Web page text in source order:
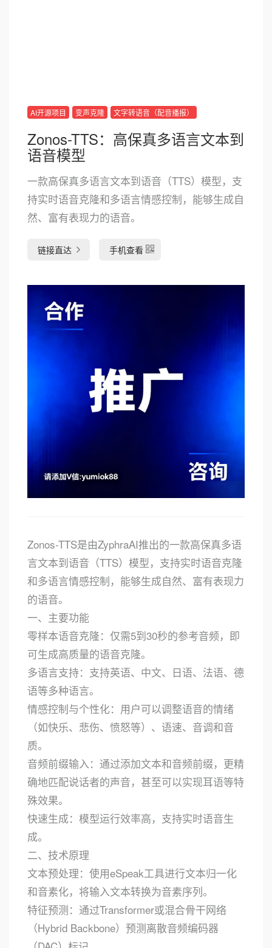
AI开源项目 变声克隆 文字转语音（配音播报）
Zonos-TTS：高保真多语言文本到
语音模型
一款高保真多语言文本到语音（TTS）模型，支
持实时语音克隆和多语言情感控制，能够生成自
然、富有表现力的语音。
链接直达 手机查看
Zonos-TTS是由ZyphraAI推出的一款高保真多语
言文本到语音（TTS）模型，支持实时语音克隆
和多语言情感控制，能够生成自然、富有表现力
的语音。
一、主要功能
零样本语音克隆：仅需5到30秒的参考音频，即
可生成高质量的语音克隆。
多语言支持：支持英语、中文、日语、法语、德
语等多种语言。
情感控制与个性化：用户可以调整语音的情绪
（如快乐、悲伤、愤怒等）、语速、音调和音
质。
音频前缀输入：通过添加文本和音频前缀，更精
确地匹配说话者的声音，甚至可以实现耳语等特
殊效果。
快速生成：模型运行效率高，支持实时语音生
成。
二、技术原理
文本预处理：使用eSpeak工具进行文本归一化
和音素化，将输入文本转换为音素序列。
特征预测：通过Transformer或混合骨干网络
（Hybrid Backbone）预测离散音频编码器